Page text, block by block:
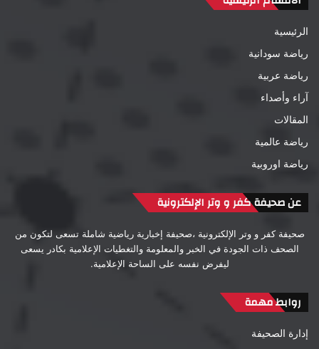
الرئيسية
رياضة سودانية
رياضة عربية
آراء وأصداء
المقالات
رياضة عالمية
رياضة اوروبية
عن صحيفة كفر و وتر الإلكترونية
صحيفة كفر و وتر الإلكترونية ،صحيفة إخبارية رياضية شاملة تسعى لتكون من
الصحف ذات الجودة في الخبر والمعلومة والتغطيات الإعلامية بكادر يسعى
ليفرض نفسه على الساحة الإعلامية.
روابط مهمة
إدارة الصحيفة